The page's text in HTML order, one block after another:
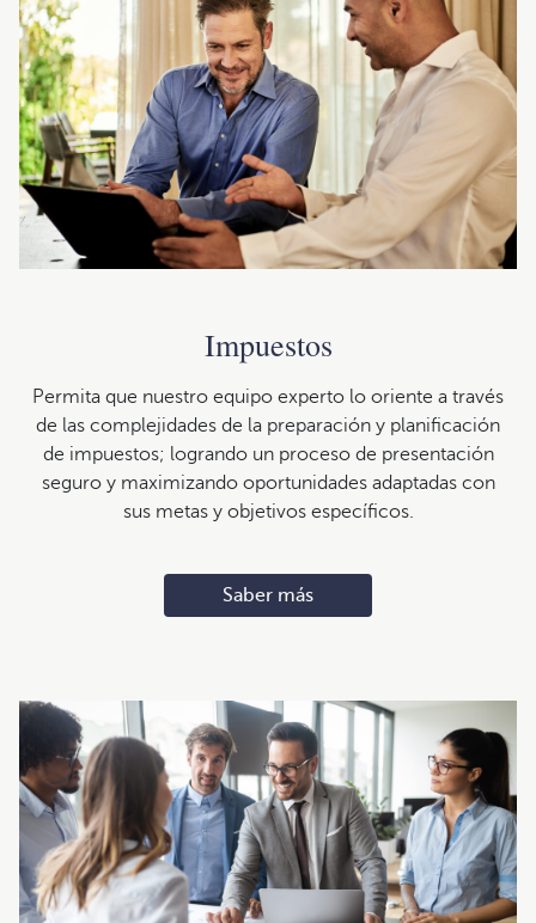
Impuestos
Permita que nuestro equipo experto lo oriente a través
de las complejidades de la preparación y planificación
de impuestos; logrando un proceso de presentación
seguro y maximizando oportunidades adaptadas con
sus metas y objetivos específicos.
Saber más